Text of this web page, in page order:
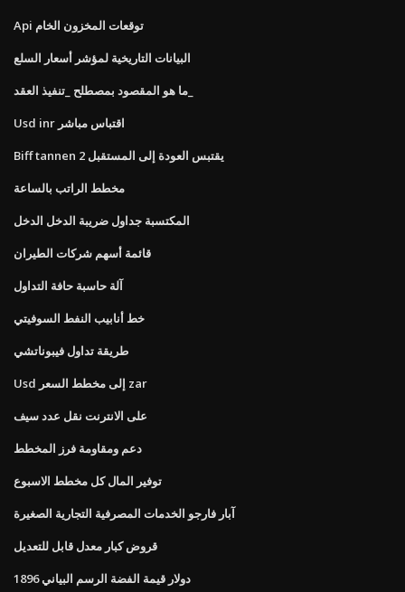
Api توقعات المخزون الخام
البيانات التاريخية لمؤشر أسعار السلع
Usd inr اقتباس مباشر
Biff tannen يقتبس العودة إلى المستقبل 2
مخطط الراتب بالساعة
المكتسبة جداول ضريبة الدخل الدخل
قائمة أسهم شركات الطيران
آلة حاسبة حافة التداول
خط أنابيب النفط السوفيتي
طريقة تداول فيبوناتشي
Usd إلى مخطط السعر zar
على الانترنت نقل عدد سيف
دعم ومقاومة فرز المخطط
توفير المال كل مخطط الاسبوع
آبار فارجو الخدمات المصرفية التجارية الصغيرة
قروض كبار معدل قابل للتعديل
1896 دولار قيمة الفضة الرسم البياني